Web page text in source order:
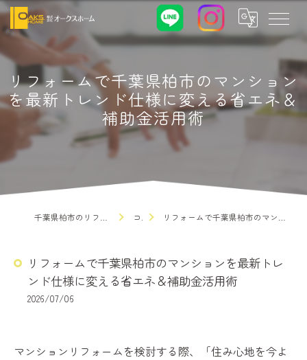
リフォームで千葉県柏市のマンション
を最新トレンド仕様に変える省エネ＆
補助金活用術
コラム リフォームで千葉県柏市のマンションを最新トレンド仕様に変える省エネ＆補助金活用術
リフォームで千葉県柏市のマンションを最新トレ
ンド仕様に変える省エネ＆補助金活用術
2026/07/06
マンションリフォームを検討する際、「住み心地を今よ